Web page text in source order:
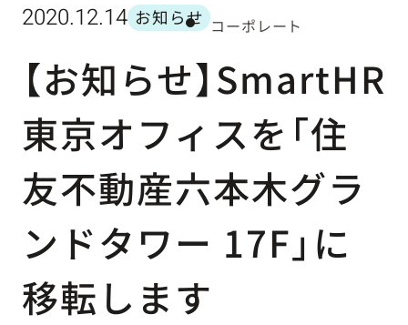
2020.12.14
カテゴリー
お知らせ コーポレート
【お知らせ】SmartHR
東京オフィスを「住
友不動産六本木グラ
ンドタワー 17F」に
移転します